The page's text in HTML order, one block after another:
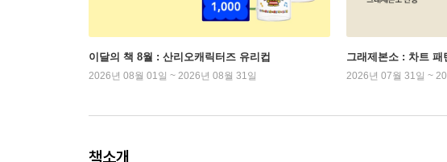
이달의 책 8월 : 산리오캐릭터즈 유리컵
2026년 08월 01일 ~ 2026년 08월 31일
그래제본소 : 차트
2026년 07월 31일 ~
책소개